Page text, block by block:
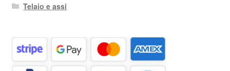
Telaio e assi